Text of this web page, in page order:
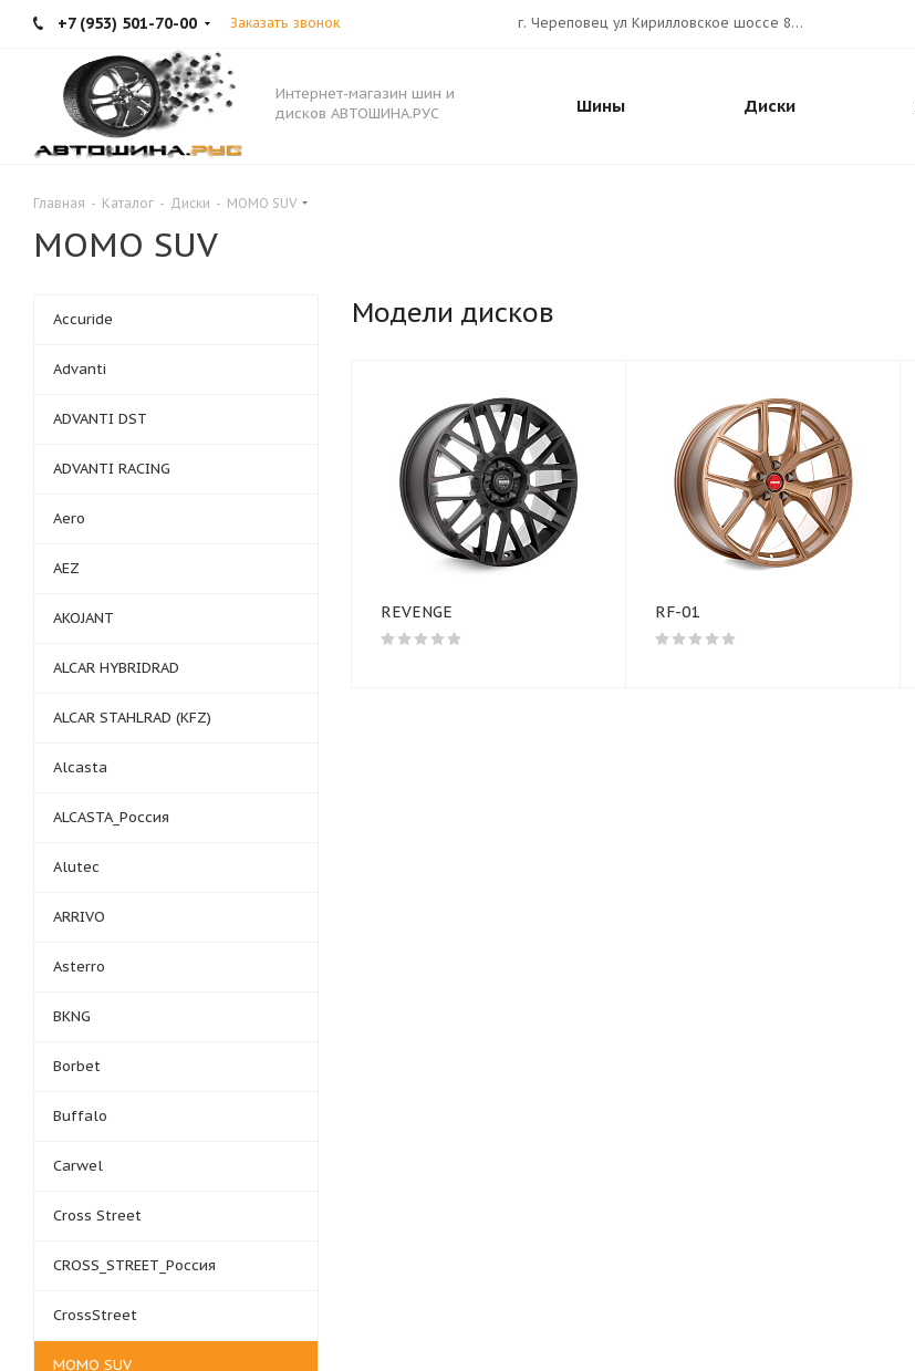
+7 (953) 501-70-00 Заказать звонок г. Череповец ул Кирилловское шоссе 80А АВТОШИНА.РУС
Интернет-магазин шин и
дисков АВТОШИНА.РУС
Шины Диски
Главная - Каталог - Диски - MOMO SUV
MOMO SUV
Модели дисков
REVENGE RF-01
Accuride
Advanti
ADVANTI DST
ADVANTI RACING
Aero
AEZ
AKOJANT
ALCAR HYBRIDRAD
ALCAR STAHLRAD (KFZ)
Alcasta
ALCASTA_Россия
Alutec
ARRIVO
Asterro
BKNG
Borbet
Buffalo
Carwel
Cross Street
CROSS_STREET_Россия
CrossStreet
MOMO SUV